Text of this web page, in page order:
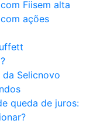
Fiisem alta
ações
Selicnovo
queda de juros: